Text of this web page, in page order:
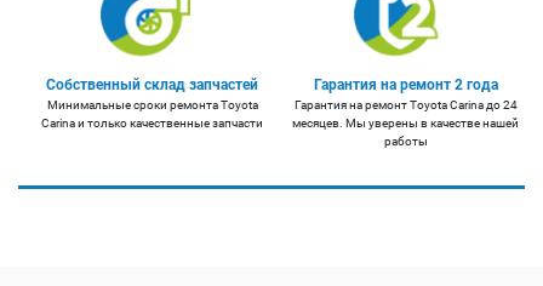
Собственный склад запчастей
Минимальные сроки ремонта Toyota
Carina и только качественные запчасти
Гарантия на ремонт 2 года
Гарантия на ремонт Toyota Carina до 24
месяцев. Мы уверены в качестве нашей
работы